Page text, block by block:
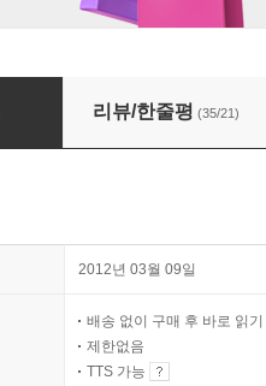
리뷰/한줄평 (35/21)
2012년 03월 09일
배송 없이 구매 후 바로 읽기
제한없음
TTS 가능